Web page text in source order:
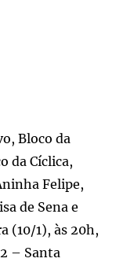
Bloco da
da Cíclica,
Felipe,
de Sena e
(10/1), às 20h,
– Santa